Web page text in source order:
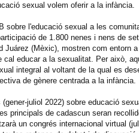
sexual volem oferir a la infància.
l'educació sexual a les
de 1.800 nenes i nens de
(Mèxic), mostren com entorn
educar a la sexualitat. Per això,
integral al voltant de la qual es
de gènere centrada a la infància.
juliol 2022) sobre educació
principals de cadascun seran
un congrés internacional virtual